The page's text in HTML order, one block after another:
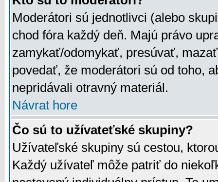
Moderátori sú jednotlivci (alebo
chod fóra každý deň. Majú právo
zamykať/odomykať, presúvať,
povedať, že moderátori sú od toho,
nepridávali otravný materiál.
Návrat hore
Čo sú to užívateťské skupiny?
Užívateľské skupiny sú cestou,
Každý užívateľ môže patriť do